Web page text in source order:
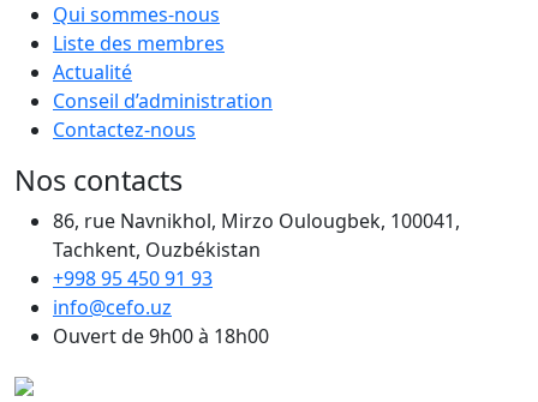
Qui sommes-nous
Liste des membres
Actualité
Conseil d’administration
Contactez-nous
Nos contacts
86, rue Navnikhol, Mirzo Oulougbek, 100041,
Tachkent, Ouzbékistan
+998 95 450 91 93
info@cefo.uz
Ouvert de 9h00 à 18h00